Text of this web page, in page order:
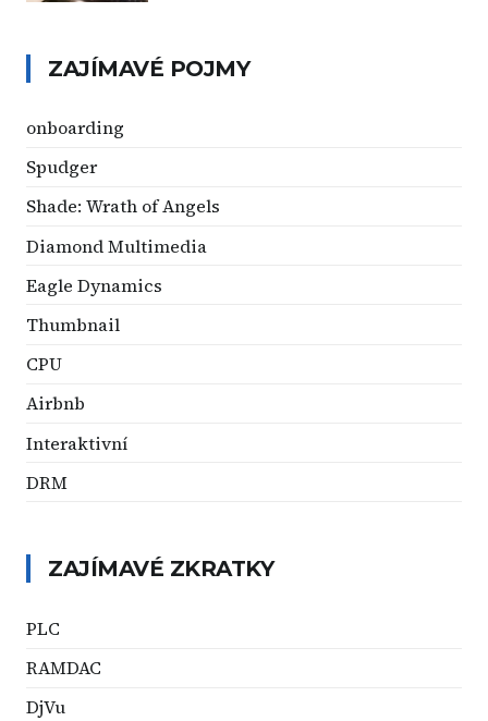
ZAJÍMAVÉ POJMY
onboarding
Spudger
Shade: Wrath of Angels
Diamond Multimedia
Eagle Dynamics
Thumbnail
CPU
Airbnb
Interaktivní
DRM
ZAJÍMAVÉ ZKRATKY
PLC
RAMDAC
DjVu